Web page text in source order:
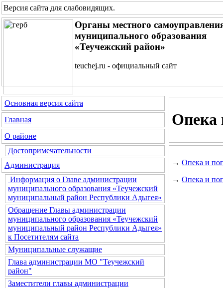
Версия сайта для слабовидящих.
Органы местного
муниципального образования
«Теучежский район»
teuchej.ru - официальный сайт
Основная версия сайта
Главная
О районе
Достопримечательности
Администрация
Информация о Главе администрации
муниципального образования «Теучежский
муниципальный район Республики Адыгея»
Обращение Главы администрации
муниципального образования «Теучежский
муниципальный район Республики Адыгея»
к Посетителям сайта
Муниципальные служащие
Глава администрации МО "Теучежский
район"
Заместители главы администрации
Опека
→ Опека и
→ Опека и